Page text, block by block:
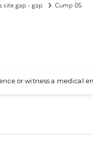
site gap - gap Cump 05
or witness a